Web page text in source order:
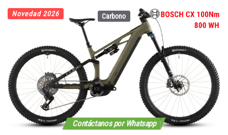
Carbono
Contáctanos por Whatsapp
Novedad 2026